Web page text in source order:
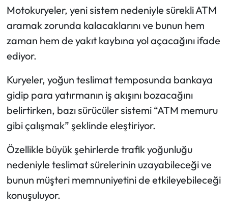
Motokuryeler, yeni sistem nedeniyle sürekli ATM
aramak zorunda kalacaklarını ve bunun hem
zaman hem de yakıt kaybına yol açacağını ifade
ediyor.
Kuryeler, yoğun teslimat temposunda bankaya
gidip para yatırmanın iş akışını bozacağını
belirtirken, bazı sürücüler sistemi “ATM memuru
gibi çalışmak” şeklinde eleştiriyor.
Özellikle büyük şehirlerde trafik yoğunluğu
nedeniyle teslimat sürelerinin uzayabileceği ve
bunun müşteri memnuniyetini de etkileyebileceği
konuşuluyor.
Yaşam
Yayla Haber
Yemek Tarifleri
Yerel Haberler